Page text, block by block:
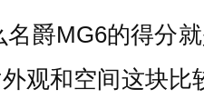
爵MG6的得分
观和空间这块比